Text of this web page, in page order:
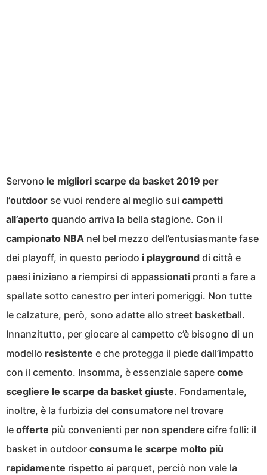
Servono le migliori scarpe da basket 2019 per
l’outdoor se vuoi rendere al meglio sui campetti
all’aperto quando arriva la bella stagione. Con il
campionato NBA nel bel mezzo dell’entusiasmante fase
dei playoff, in questo periodo i playground di città e
paesi iniziano a riempirsi di appassionati pronti a fare a
spallate sotto canestro per interi pomeriggi. Non tutte
le calzature, però, sono adatte allo street basketball.
Innanzitutto, per giocare al campetto c’è bisogno di un
modello resistente e che protegga il piede dall’impatto
con il cemento. Insomma, è essenziale sapere come
scegliere le scarpe da basket giuste. Fondamentale,
inoltre, è la furbizia del consumatore nel trovare
le offerte più convenienti per non spendere cifre folli: il
basket in outdoor consuma le scarpe molto più
rapidamente rispetto ai parquet, perciò non vale la